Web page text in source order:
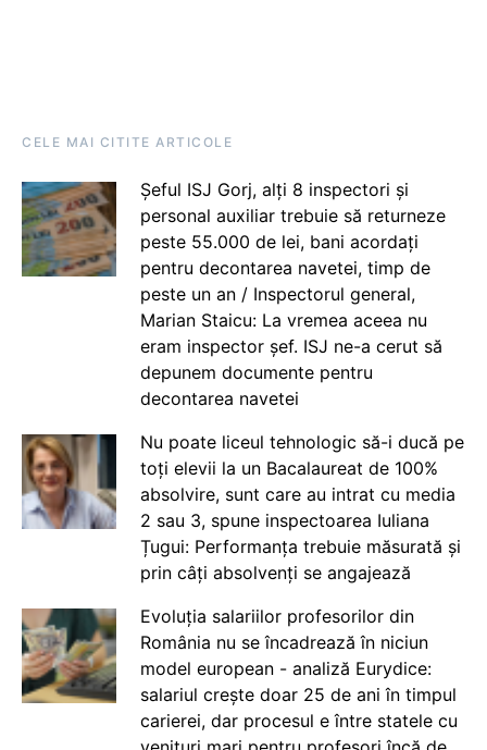
CELE MAI CITITE ARTICOLE
Șeful ISJ Gorj, alți 8 inspectori și
personal auxiliar trebuie să returneze
peste 55.000 de lei, bani acordați
pentru decontarea navetei, timp de
peste un an / Inspectorul general,
Marian Staicu: La vremea aceea nu
eram inspector șef. ISJ ne-a cerut să
depunem documente pentru
decontarea navetei
Nu poate liceul tehnologic să-i ducă pe
toți elevii la un Bacalaureat de 100%
absolvire, sunt care au intrat cu media
2 sau 3, spune inspectoarea Iuliana
Țugui: Performanța trebuie măsurată și
prin câți absolvenți se angajează
Evoluția salariilor profesorilor din
România nu se încadrează în niciun
model european - analiză Eurydice:
salariul crește doar 25 de ani în timpul
carierei, dar procesul e între statele cu